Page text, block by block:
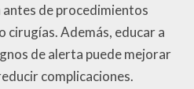
de procedimientos
cirugías. Además, educar a
de alerta puede mejorar
complicaciones.